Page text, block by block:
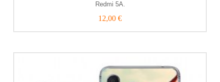
Redmi 5A.
12,00 €